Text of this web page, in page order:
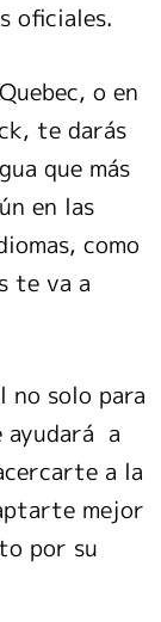
oficiales.
o en
te darás
que más
en las
como
te va a
no solo para
ayudará a
a la
mejor
por su